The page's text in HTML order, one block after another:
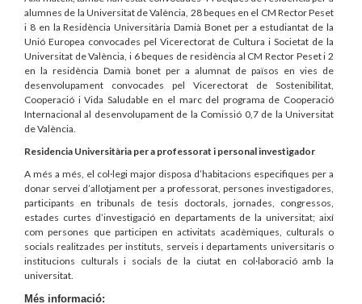
alumnes de la Universitat de València, 28 beques en el CM Rector Peset
i 8 en la Residència Universitària Damià Bonet per a estudiantat de la
Unió Europea convocades pel Vicerectorat de Cultura i Societat de la
Universitat de València, i 6 beques de residència al CM Rector Peset i 2
en la residència Damià bonet per a alumnat de països en vies de
desenvolupament convocades pel Vicerectorat de Sostenibilitat,
Cooperació i Vida Saludable en el marc del programa de Cooperació
Internacional al desenvolupament de la Comissió 0,7 de la Universitat
de València.
Residencia Universitària per a professorat i personal investigador
A més a més, el col·legi major disposa d’habitacions especifiques per a
donar servei d’allotjament per a professorat, persones investigadores,
participants en tribunals de tesis doctorals, jornades, congressos,
estades curtes d’investigació en departaments de la universitat; així
com persones que participen en activitats acadèmiques, culturals o
socials realitzades per instituts, serveis i departaments universitaris o
institucions culturals i socials de la ciutat en col·laboració amb la
universitat.
Més informació: